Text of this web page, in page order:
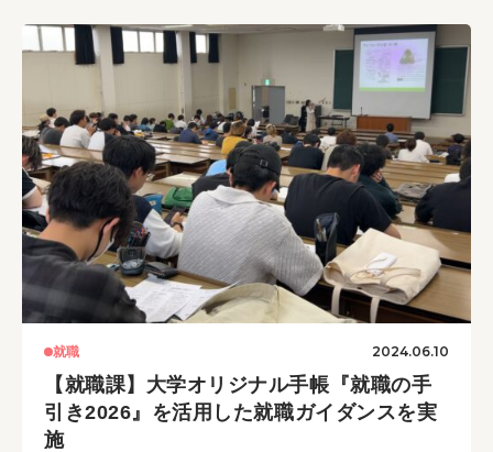
就職 2024.06.10
【就職課】大学オリジナル手帳『就職の手
引き2026』を活用した就職ガイダンスを実
施